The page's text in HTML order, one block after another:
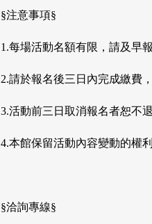
§注意事項§
1.每場活動名額有限，請及早
2.請於報名後三日內完成繳費
3.活動前三日取消報名者恕不退
4.本館保留活動內容變動的權利
§洽詢專線§